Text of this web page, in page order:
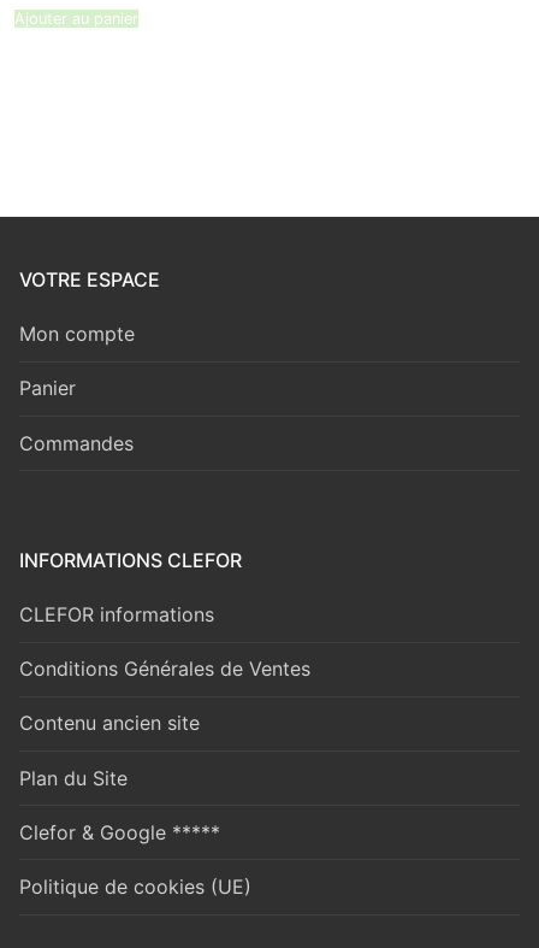
initial
était :
Ajouter au panier
VOTRE ESPACE
Mon compte
Panier
Commandes
INFORMATIONS CLEFOR
CLEFOR informations
Conditions Générales de Ventes
Contenu ancien site
Plan du Site
Clefor & Google *****
Politique de cookies (UE)